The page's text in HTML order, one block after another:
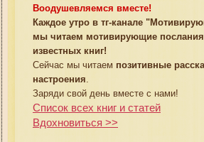
Воодушевляемся вместе!
Каждое утро в тг-канале
мы читаем мотивирующие
известных книг!
Сейчас мы читаем позитивные
настроения
Заряди свой день вместе с нами!
Список всех книг и статей
Вдохновиться >>